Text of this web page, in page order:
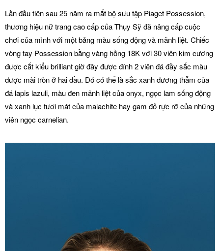
Lần đầu tiên sau 25 năm ra mắt bộ sưu tập Piaget Possession,
thương hiệu nữ trang cao cấp của Thụy Sỹ đã nâng cấp cuộc
chơi của mình với một bảng màu sống động và mãnh liệt. Chiếc
vòng tay Possession bằng vàng hồng 18K với 30 viên kim cương
được cắt kiểu brilliant giờ đây được đính 2 viên đá đầy sắc màu
được mài tròn ở hai đầu. Đó có thể là sắc xanh dương thẫm của
đá lapis lazuli, màu đen mãnh liệt của onyx, ngọc lam sống động
và xanh lục tươi mát của malachite hay gam đỏ rực rỡ của những
viên ngọc carnelian.